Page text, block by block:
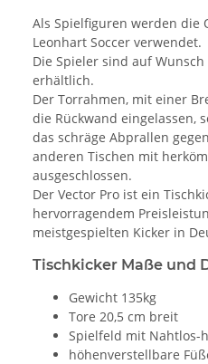
Als Spielfiguren werden die
Leonhart Soccer verwendet.
Die Spieler sind auf
erhältlich.
Der Torrahmen, mit einer
die Rückwand eingelassen,
das schräge Abprallen
anderen Tischen mit
ausgeschlossen.
Der Vector Pro ist ein
hervorragendem
meistgespielten Kicker in
Tischkicker Maße und
Gewicht 135kg
Tore 20,5 cm breit
Spielfeld mit Nahtlos-
höhenverstellbare